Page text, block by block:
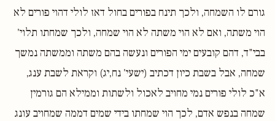
גורם לו השמחה, ולכך תינח בפורים בחול דאז לולי דהוי פורים לא
הוי משתה, ואם לא הוי משתה לא הוי שמחה, ולכך שמחתו תלוי'
בבי"ד, דהם קובעים ימי הפורים ונעשה בהם משתה וממשתה נמשך
שמחה, אבל בשבת כיון דכתיב (ישעי' נח,יג) וקראת לשבת ענג,
א"כ לולי פורים נמי מחויב לאכול ולשתות וממילא הם גורמין
שמחה בנפש אדם, לכך הוי שמחתו בידי שמים דממה שמחויב עונג